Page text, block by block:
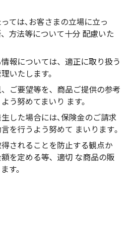
ては､お客さまの立場に立っ
方法等について十分 配慮いた
報については、適正に取り扱う
いたします。
ご要望等を、商品ご提供の参考
う努めてまいり ます。
した場合には､保険金のご請求
を行うよう努めて まいります｡
されることを防止する観点か
を定める等、適切 な商品の販
す。